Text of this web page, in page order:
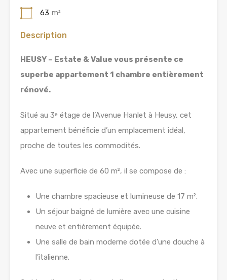
63 m²
Description
HEUSY – Estate & Value vous présente ce
superbe appartement 1 chambre entièrement
rénové.
Situé au 3ᵉ étage de l’Avenue Hanlet à Heusy, cet
appartement bénéficie d’un emplacement idéal,
proche de toutes les commodités.
Avec une superficie de 60 m², il se compose de :
Une chambre spacieuse et lumineuse de 17 m².
Un séjour baigné de lumière avec une cuisine
neuve et entièrement équipée.
Une salle de bain moderne dotée d’une douche à
l’italienne.